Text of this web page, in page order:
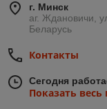
г. Минск
аг. Ждановичи,
Беларусь
Контакты
Сегодня
Показать